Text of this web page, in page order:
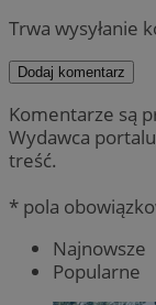
Trwa wysyłanie
Dodaj komentarz
Komentarze są
Wydawca
treść.
* pola
Najnowsze
Popularne